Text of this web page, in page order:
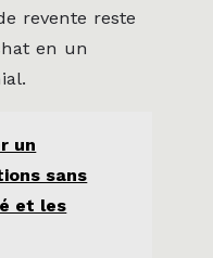
revente reste
en un
un
sans
et les